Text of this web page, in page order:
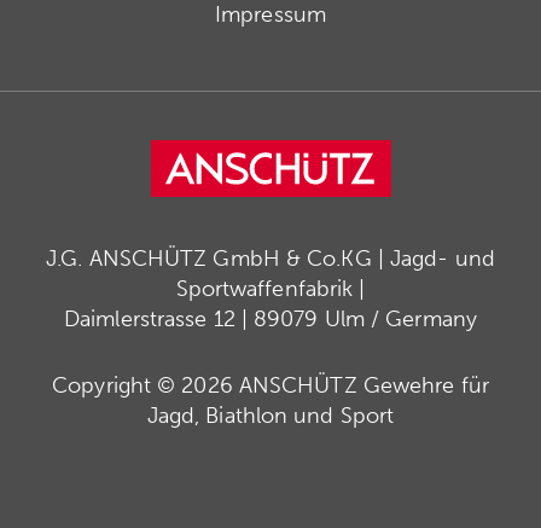
Impressum
J.G. ANSCHÜTZ GmbH & Co.KG | Jagd- und
Sportwaffenfabrik |
Daimlerstrasse 12 | 89079 Ulm / Germany
Copyright © 2026 ANSCHÜTZ Gewehre für
Jagd, Biathlon und Sport